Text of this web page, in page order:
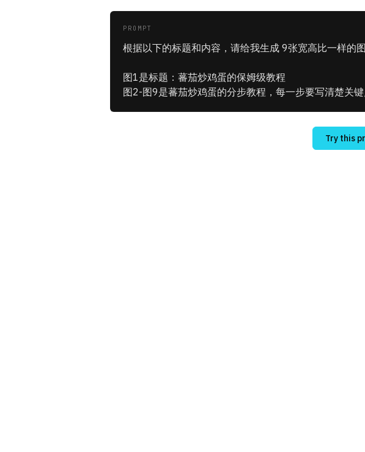
PROMPT
根据以下的标题和内容，请给我生成 9张宽高比一样的
图1是标题：蕃茄炒鸡蛋的保姆级教程
图2-图9是蕃茄炒鸡蛋的分步教程，每一步要写清楚关
Try this